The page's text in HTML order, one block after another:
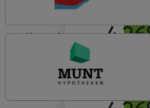
lineair
NIBC Direct